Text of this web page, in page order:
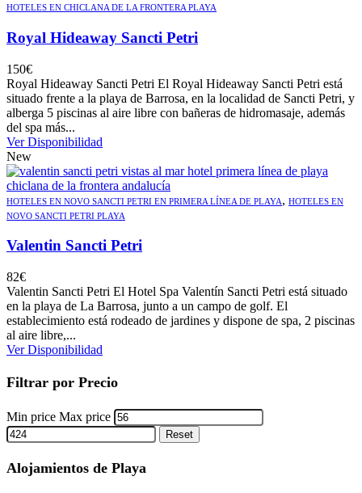
HOTELES EN CHICLANA DE LA FRONTERA PLAYA
Royal Hideaway Sancti Petri
150€
Royal Hideaway Sancti Petri El Royal Hideaway Sancti Petri está
situado frente a la playa de Barrosa, en la localidad de Sancti Petri, y
alberga 5 piscinas al aire libre con bañeras de hidromasaje, además
del spa más...
Ver Disponibilidad
New
HOTELES EN NOVO SANCTI PETRI EN PRIMERA LÍNEA DE PLAYA, HOTELES EN
NOVO SANCTI PETRI PLAYA
Valentin Sancti Petri
82€
Valentin Sancti Petri El Hotel Spa Valentín Sancti Petri está situado
en la playa de La Barrosa, junto a un campo de golf. El
establecimiento está rodeado de jardines y dispone de spa, 2 piscinas
al aire libre,...
Ver Disponibilidad
Filtrar por Precio
Min price Max price
Reset
Alojamientos de Playa